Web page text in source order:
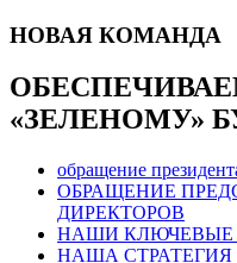
НОВАЯ КОМАНДА
«ЗЕЛЕНОМУ»
обращение
ОБРАЩЕНИЕ
ДИРЕКТОРОВ
НАШИ КЛЮЧЕВЫЕ
НАША СТРАТЕГИЯ